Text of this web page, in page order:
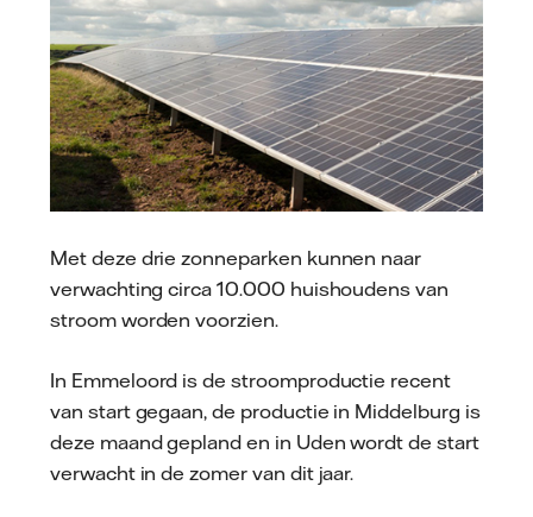
Met deze drie zonneparken kunnen naar
verwachting circa 10.000 huishoudens van
stroom worden voorzien.
In Emmeloord is de stroomproductie recent
van start gegaan, de productie in Middelburg is
deze maand gepland en in Uden wordt de start
verwacht in de zomer van dit jaar.